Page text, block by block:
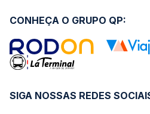
SIGA NOSSAS REDES
CONHEÇA O GRUPO QP: